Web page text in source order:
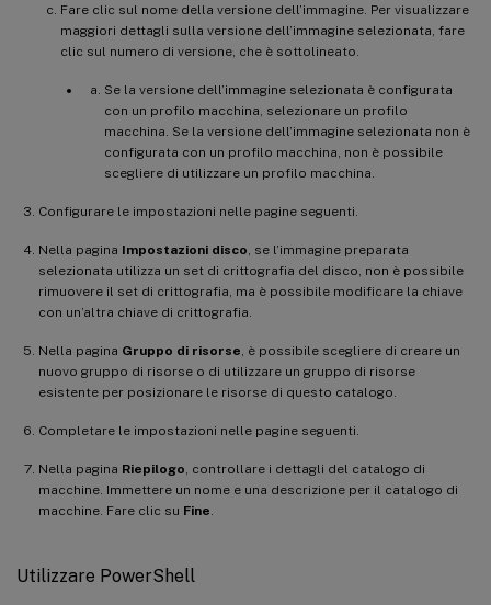
Fare clic sul nome della versione dell’immagine. Per visualizzare
maggiori dettagli sulla versione dell’immagine selezionata, fare
clic sul numero di versione, che è sottolineato.
Se la versione dell’immagine selezionata è configurata
con un profilo macchina, selezionare un profilo
macchina. Se la versione dell’immagine selezionata non è
configurata con un profilo macchina, non è possibile
scegliere di utilizzare un profilo macchina.
Configurare le impostazioni nelle pagine seguenti.
Nella pagina Impostazioni disco , se l’immagine preparata
selezionata utilizza un set di crittografia del disco, non è possibile
rimuovere il set di crittografia, ma è possibile modificare la chiave
con un’altra chiave di crittografia.
Nella pagina Gruppo di risorse , è possibile scegliere di creare un
nuovo gruppo di risorse o di utilizzare un gruppo di risorse
esistente per posizionare le risorse di questo catalogo.
Completare le impostazioni nelle pagine seguenti.
Nella pagina Riepilogo , controllare i dettagli del catalogo di
macchine. Immettere un nome e una descrizione per il catalogo di
macchine. Fare clic su Fine
Utilizzare PowerShell